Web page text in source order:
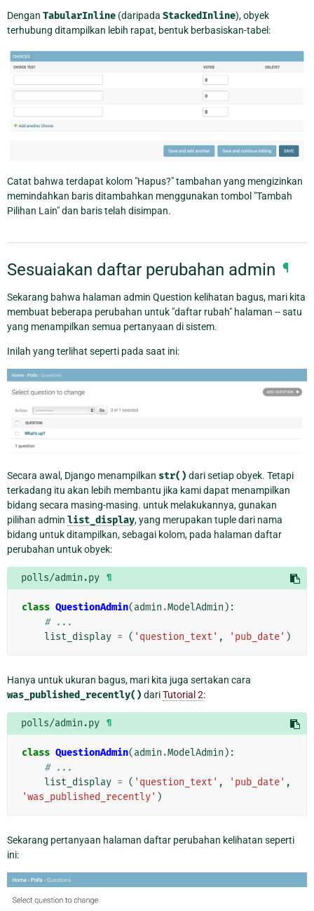
Dengan TabularInline (daripada StackedInline), obyek
terhubung ditampilkan lebih rapat, bentuk berbasiskan-tabel:
Catat bahwa terdapat kolom "Hapus?" tambahan yang mengizinkan
memindahkan baris ditambahkan menggunakan tombol "Tambah
Pilihan Lain" dan baris telah disimpan.
Sesuaiakan daftar perubahan admin ¶
Sekarang bahwa halaman admin Question kelihatan bagus, mari kita
membuat beberapa perubahan untuk "daftar rubah" halaman -- satu
yang menampilkan semua pertanyaan di sistem.
Inilah yang terlihat seperti pada saat ini:
Secara awal, Django menampilkan str() dari setiap obyek. Tetapi
terkadang itu akan lebih membantu jika kami dapat menampilkan
bidang secara masing-masing. untuk melakukannya, gunakan
pilihan admin list_display, yang merupakan tuple dari nama
bidang untuk ditampilkan, sebagai kolom, pada halaman daftar
perubahan untuk obyek:
polls/admin.py ¶
class QuestionAdmin(admin .ModelAdmin ):
# ...
list_display = ( 'question_text' , 'pub_date' )
Hanya untuk ukuran bagus, mari kita juga sertakan cara
was_published_recently() dariTutorial 2:
polls/admin.py ¶
class QuestionAdmin(admin .ModelAdmin ):
# ...
list_display = ( 'question_text' , 'pub_date' ,
'was_published_recently' )
Sekarang pertanyaan halaman daftar perubahan kelihatan seperti
ini: